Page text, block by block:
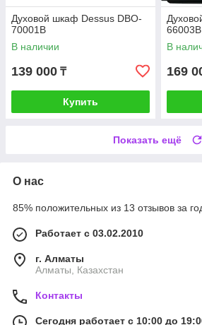
Духовой шкаф Dessus DBO-
70001B
В наличии
139 000 ₸
Купить
66003B
В
169
Показать ещё
О нас
85% положительных из 13 отзывов за
Работает с 03.02.2010
г. Алматы
Алматы, Казахстан
Контакты
Сегодня работает с 10:00 до